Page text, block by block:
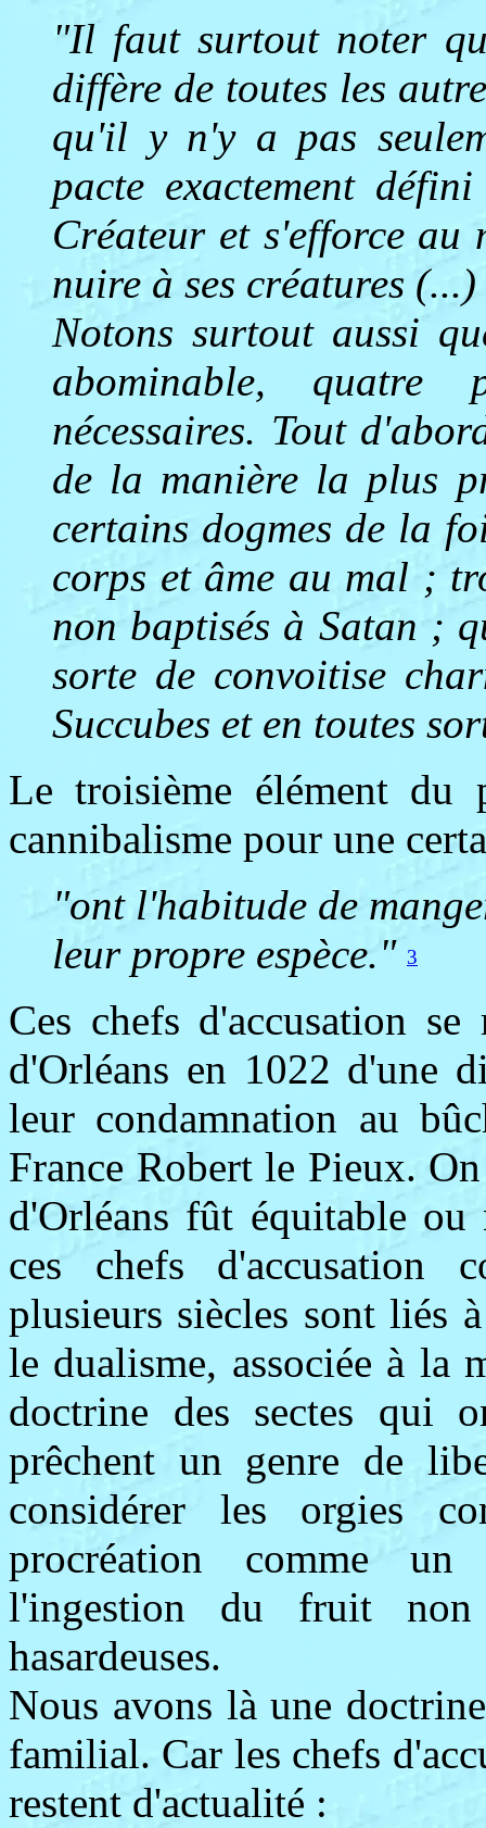
"Il faut surtout noter
diffère de toutes les
qu'il y n'y a pas
pacte exactement
Créateur et s'efforce au
nuire à ses créatures (...)
Notons surtout aussi
abominable,
nécessaires. Tout
de la manière la plus
certains dogmes de la
corps et âme au mal ;
non baptisés à Satan ;
sorte de convoitise
Succubes et en toutes
Le troisième élément du
cannibalisme pour une
"ont l'habitude de
leur propre espèce." 3
Ces chefs d'accusation
d'Orléans en 1022 d'une
leur condamnation au
France Robert le Pieux.
d'Orléans fût équitable ou
ces chefs d'accusation
plusieurs siècles sont liés
le dualisme, associée à la
doctrine des sectes qui
prêchent un genre de
considérer les orgies
procréation comme
l'ingestion du fruit non
hasardeuses.
Nous avons là une
familial. Car les chefs
restent d'actualité :